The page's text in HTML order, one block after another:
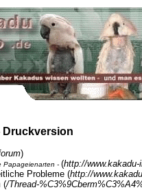
)
Papageienarten - (http://www.kakadu-
Probleme (http://
(/Thread-